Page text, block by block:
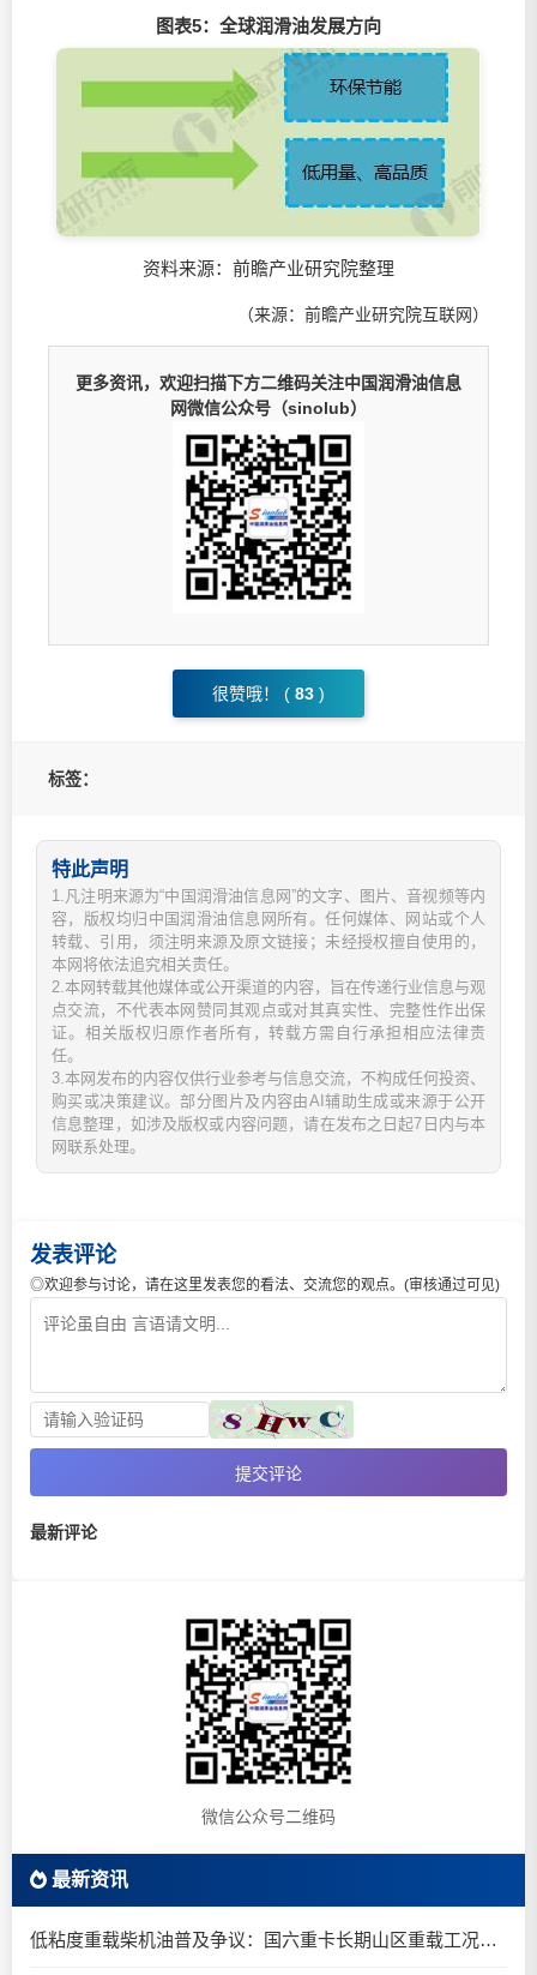
图表5：全球润滑油发展方向
资料来源：前瞻产业研究院整理
（来源：前瞻产业研究院互联网）
更多资讯，欢迎扫描下方二维码关注中国润滑油信息
网微信公众号（sinolub）
很赞哦！ ( 83 )
标签：
特此声明
1.凡注明来源为“中国润滑油信息网”的文字、图片、音视频等内
容，版权均归中国润滑油信息网所有。任何媒体、网站或个人
转载、引用，须注明来源及原文链接；未经授权擅自使用的，
本网将依法追究相关责任。
2.本网转载其他媒体或公开渠道的内容，旨在传递行业信息与观
点交流，不代表本网赞同其观点或对其真实性、完整性作出保
证。相关版权归原作者所有，转载方需自行承担相应法律责
任。
3.本网发布的内容仅供行业参考与信息交流，不构成任何投资、
购买或决策建议。部分图片及内容由AI辅助生成或来源于公开
信息整理，如涉及版权或内容问题，请在发布之日起7日内与本
网联系处理。
发表评论
◎欢迎参与讨论，请在这里发表您的看法、交流您的观点。(审核通过可见)
提交评论
最新评论
微信公众号二维码
最新资讯
低粘度重载柴机油普及争议：国六重卡长期山区重载工况是否适合0W-20柴油机油？